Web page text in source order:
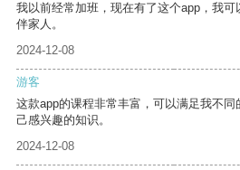
我以前经常加班，现在有了这个app，我
伴家人。
2024-12-08
游客
这款app的课程非常丰富，可以满足我不
己感兴趣的知识。
2024-12-08